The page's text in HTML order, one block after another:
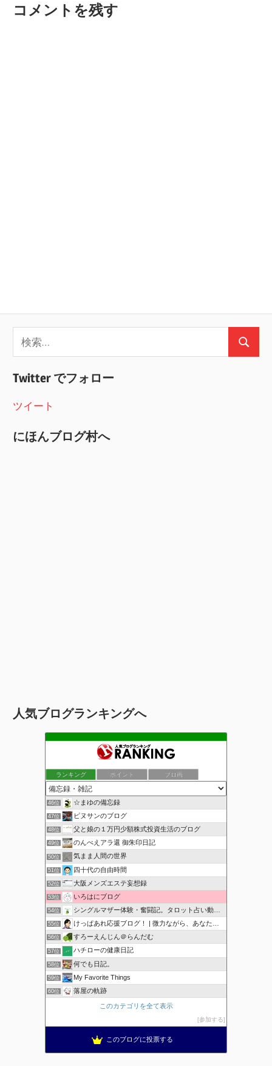
ビ
稿:
コメントを残す
索:
検
Twitter でフォロー
ツイート
にほんブログ村へ
人気ブログランキングへ
ランキング ポイント ブロ画
46位 ☆まゆの備忘録
47位 ピヌサンのブログ
48位 父と娘の１万円少額株式投資生活のブログ
49位 のんべえアラ還 御朱印日記
50位 気まま人間の世界
51位 四十代の自由時間
52位 大阪メンズエステ妄想録
53位 いろはにブログ
54位 シングルマザー体験・奮闘記。タロット占い動画も配信中。
55位 けっぱあれ応援ブログ！ | 微力ながら、あなたを応援！
56位 すろーえんじん＠らんだむ
57位 ハチローの健康日記
58位 何でも日記。
59位 My Favorite Things
60位 落屋の軌跡
このカテゴリを全て表示
参加する
このブログに投票する